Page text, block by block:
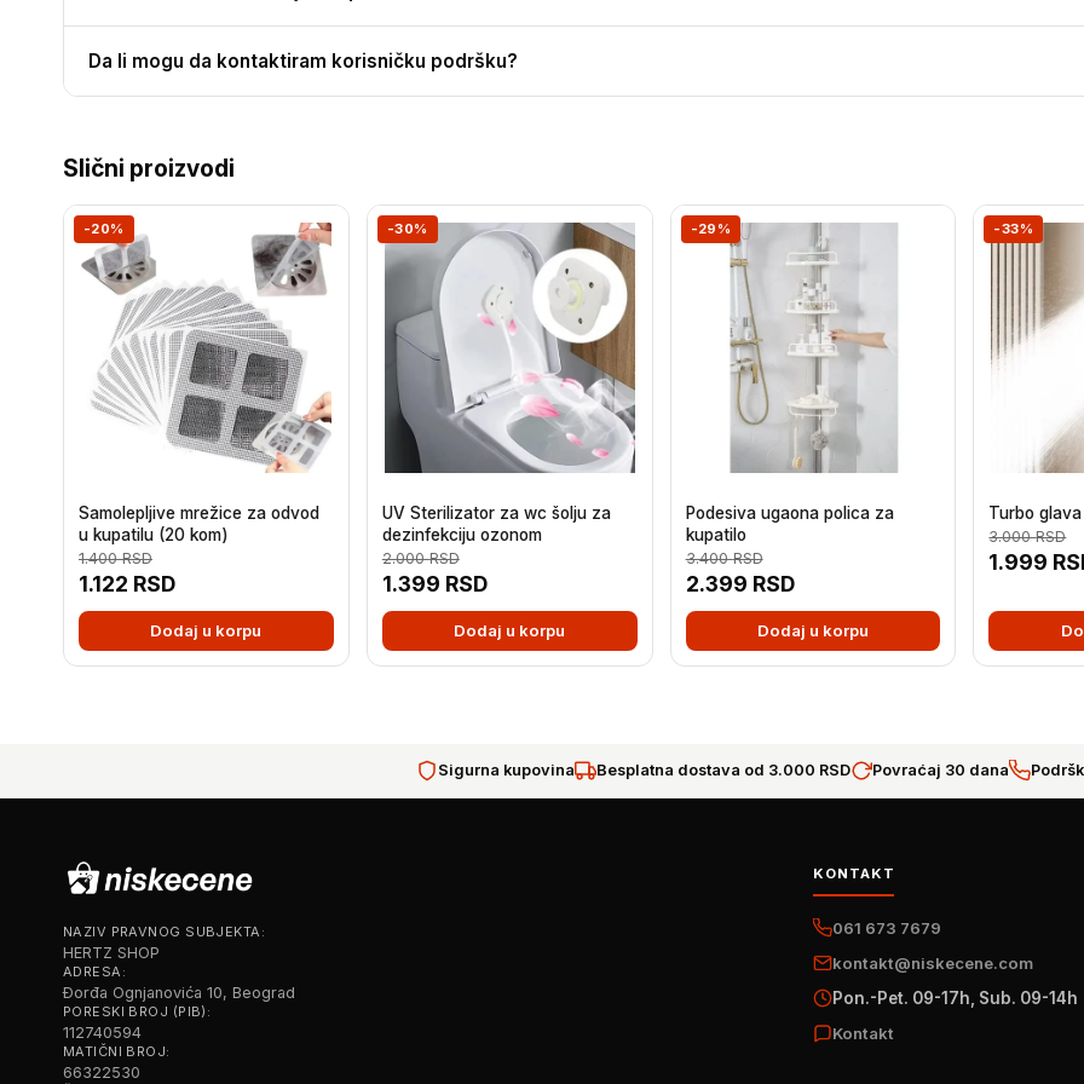
Da li mogu da kontaktiram korisničku podršku?
Slični proizvodi
-20%
Samolepljive mrežice za odvod
u kupatilu (20 kom)
1.122 RSD
1.400RSD
Dodaj u korpu
-30%
UV Sterilizator za wc šolju za
dezinfekciju ozonom
1.399 RSD
2.000RSD
Dodaj u korpu
-29%
Podesiva ugaona polica za
kupatilo
2.399 RSD
3.400RSD
Dodaj u korpu
-33%
Turbo
1.999
3.000RSD
Sigurna kupovina Besplatna dostava od 3.000 RSD Povraćaj 30 dana
NAZIV PRAVNOG SUBJEKTA:
HERTZ SHOP
ADRESA:
Đorđa Ognjanovića 10, Beograd
PORESKI BROJ (PIB):
112740594
MATIČNI BROJ:
66322530
KONTAKT
061 673 7679
kontakt@niskecene.com
Pon.-Pet. 09-17h, Sub. 09-14h
Kontakt